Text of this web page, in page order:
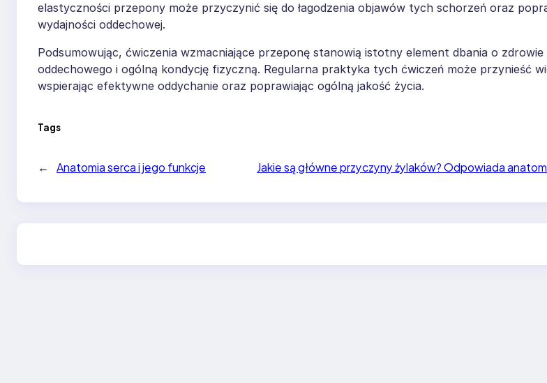
elastyczności przepony może przyczynić się do łagodzenia objawów tych schorzeń oraz
wydajności oddechowej.
Podsumowując, ćwiczenia wzmacniające przeponę stanowią istotny element dbania o zdrowie
oddechowego i ogólną kondycję fizyczną. Regularna praktyka tych ćwiczeń może przynieść
wspierając efektywne oddychanie oraz poprawiając ogólną jakość życia.
Tags
← Anatomia serca i jego funkcje Jakie są główne przyczyny żylaków? Odpowiada